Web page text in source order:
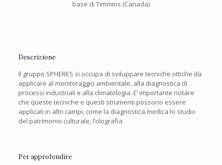
base di Timmins (Canada)
Descrizione
Il gruppo SPHERES si occupa di sviluppare tecniche ottiche da
applicare al monitoraggio ambientale, alla diagnostica di
processi industriali e alla climatologia. E’ importante notare
che queste tecniche e questi strumenti possono essere
applicati in altri campi, come la diagnostica medica lo studio
del patrimonio culturale, l’olografia.
Per approfondire